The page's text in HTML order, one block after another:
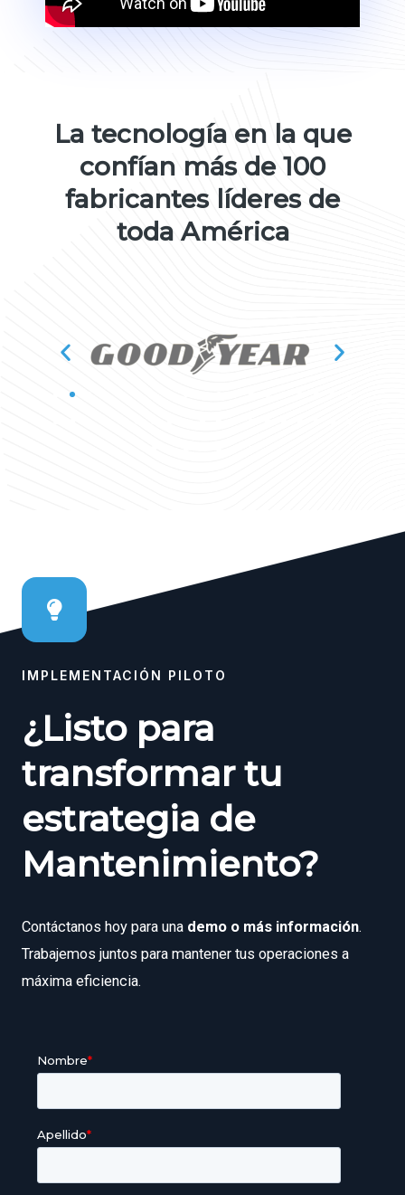
La tecnología en la que
confían más de 100
fabricantes líderes de
toda América
IMPLEMENTACIÓN PILOTO
¿Listo para
transformar tu
estrategia de
Mantenimiento?
Contáctanos hoy para una demo o más información.
Trabajemos juntos para mantener tus operaciones a
máxima eficiencia.